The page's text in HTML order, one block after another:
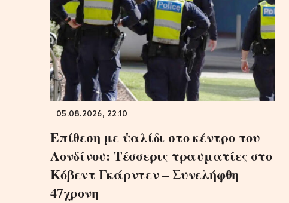
05.08.2026, 22:10
Επίθεση με ψαλίδι στο κέντρο του
Λονδίνου: Τέσσερις τραυματίες στο
Κόβεντ Γκάρντεν – Συνελήφθη
47χρονη